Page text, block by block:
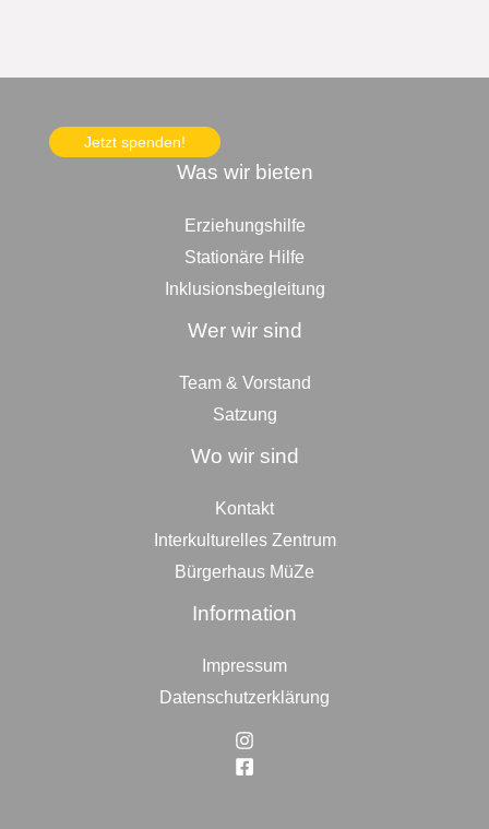
Jetzt spenden!
Was wir bieten
Erziehungshilfe
Stationäre Hilfe
Inklusionsbegleitung
Wer wir sind
Team & Vorstand
Satzung
Wo wir sind
Kontakt
Interkulturelles Zentrum
Bürgerhaus MüZe
Information
Impressum
Datenschutzerklärung